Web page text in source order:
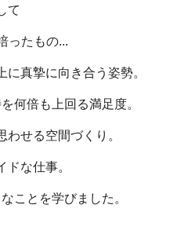
て
ったもの...
真摯に向き合う姿勢。
何倍も上回る満足度。
わせる空間づくり。
ドな仕事。
ことを学びました。